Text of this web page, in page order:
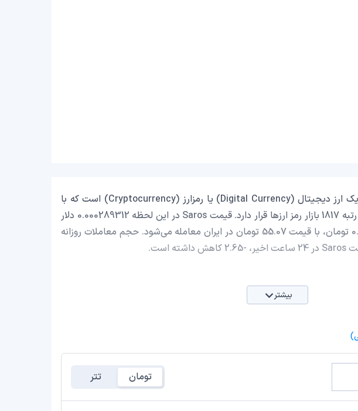
Saros با نماد اختصاری (SAROS) یک ارز دیجیتال (Digital Currency) یا رمزارز (Cryptocurrency) است که با
ارزش بازار حدود 1,101,281.13 دلار در رتبه 1817 بازار رمز ارزها قرار دارد. قیمت Saros در این لحظه 0.000289312 دلار
است که با احتساب قیمت تتر 0.9990 تومان، با قیمت 55.07 تومان در ایران معامله می‌شود. حجم معاملات روزانه
بیشتر
تومان تتر